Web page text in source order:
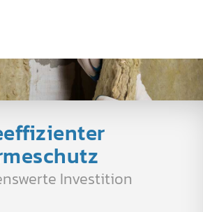
Investition